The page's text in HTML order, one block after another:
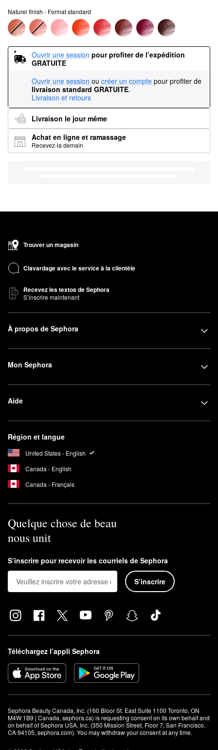
Naturel finish - Format standard
Ouvrir une session pour profiter de l’expédition
GRATUITE
Ouvrir une session ou créer un compte pour profiter de
livraison standard GRATUITE.
Livraison et retours
Livraison le jour même
Achat en ligne et ramassage
Recevez-la demain
Trouver un magasin
Clavardage avec le service à la clientèle
Recevez les textos de Sephora
S’inscrire maintenant
À propos de Sephora
Mon Sephora
Aide
Région et langue
United States - English
Canada - English
Canada - Français
Quelque chose de beau
nous unit
S’inscrire pour recevoir les courriels de Sephora
S’inscrire
Téléchargez l’appli Sephora
Sephora Beauty Canada, Inc. (160 Bloor St. East Suite 1100 Toronto, ON
M4W 1B9 | Canada, sephora.ca) is requesting consent on its own behalf and
on behalf of Sephora USA, Inc. (350 Mission Street, Floor 7, San Francisco,
CA 94105, sephora.com). You may withdraw your consent at any time.